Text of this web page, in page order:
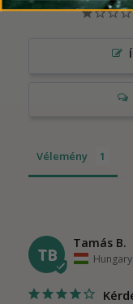
Vélemény
TB
Tamás B.
Hungary